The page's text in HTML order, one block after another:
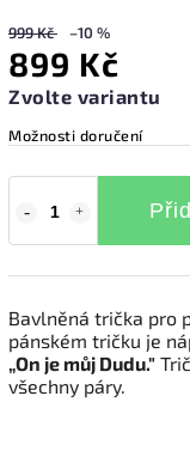
999 Kč –10 %
899 Kč
Zvolte variantu
Možnosti doručení
Bavlněná trička pro
pánském tričku je
„On je můj Dudu."
všechny páry.